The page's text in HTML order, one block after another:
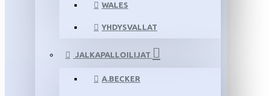
WALES
YHDYSVALLAT
JALKAPALLOILIJAT
A.BECKER